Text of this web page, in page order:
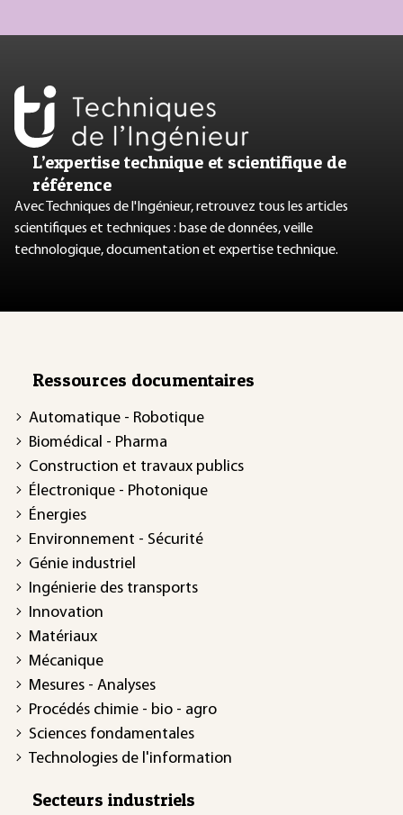
L’expertise technique et scientifique de
référence
Avec Techniques de l'Ingénieur, retrouvez tous les articles
scientifiques et techniques : base de données, veille
technologique, documentation et expertise technique.
Ressources documentaires
Automatique - Robotique
Biomédical - Pharma
Construction et travaux publics
Électronique - Photonique
Énergies
Environnement - Sécurité
Génie industriel
Ingénierie des transports
Innovation
Matériaux
Mécanique
Mesures - Analyses
Procédés chimie - bio - agro
Sciences fondamentales
Technologies de l'information
Secteurs industriels